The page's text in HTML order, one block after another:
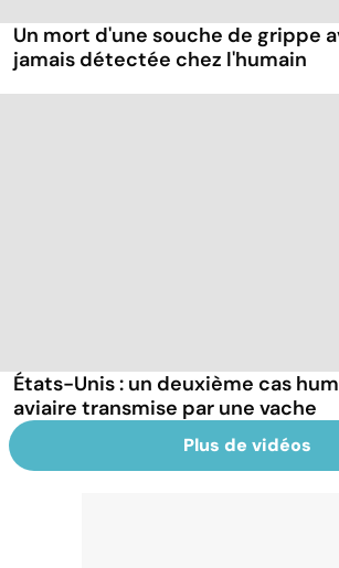
Un mort d'une souche de grippe
jamais détectée chez l'humain
États-Unis : un deuxième cas
aviaire transmise par une vache
Plus de vidéos